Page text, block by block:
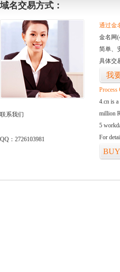
域名交易方式：
联系我们
QQ：2726103981
通过金
金名网
简单、
具体交
我
Process
4.cn is
million
5
For